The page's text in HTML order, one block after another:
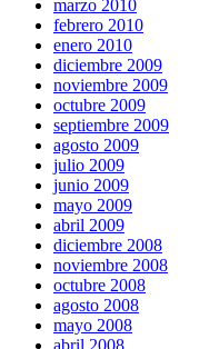
marzo 2010
febrero 2010
enero 2010
diciembre 2009
noviembre 2009
octubre 2009
septiembre 2009
agosto 2009
julio 2009
junio 2009
mayo 2009
abril 2009
diciembre 2008
noviembre 2008
octubre 2008
agosto 2008
mayo 2008